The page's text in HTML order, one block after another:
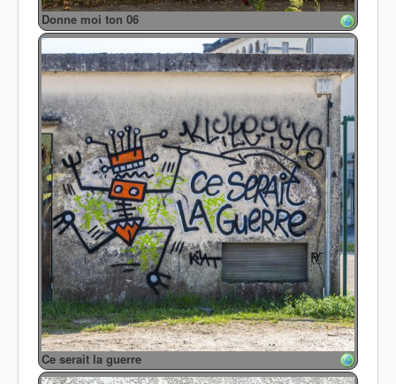
Donne moi ton 06
Ce serait la guerre